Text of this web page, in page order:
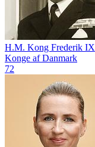
H.M. Kong Frederik IX
Konge af Danmark
72